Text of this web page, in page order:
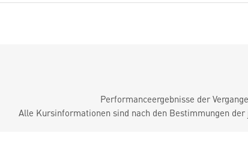
Performanceergebnisse der
Alle Kursinformationen sind nach den Bestimmungen